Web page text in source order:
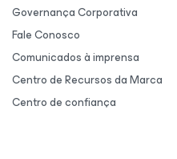
Governança Corporativa
Fale Conosco
Comunicados à imprensa
Centro de Recursos da Marca
Centro de confiança